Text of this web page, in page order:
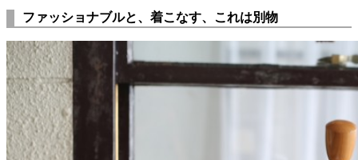
ファッショナブルと、着こなす、これは別物